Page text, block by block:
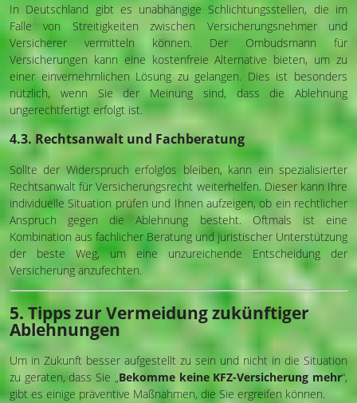
In Deutschland gibt es unabhängige Schlichtungsstellen, die im
Falle von Streitigkeiten zwischen Versicherungsnehmer und
Versicherer vermitteln können. Der Ombudsmann für
Versicherungen kann eine kostenfreie Alternative bieten, um zu
einer einvernehmlichen Lösung zu gelangen. Dies ist besonders
nützlich, wenn Sie der Meinung sind, dass die Ablehnung
ungerechtfertigt erfolgt ist.
4.3. Rechtsanwalt und Fachberatung
Sollte der Widerspruch erfolglos bleiben, kann ein spezialisierter
Rechtsanwalt für Versicherungsrecht weiterhelfen. Dieser kann Ihre
individuelle Situation prüfen und Ihnen aufzeigen, ob ein rechtlicher
Anspruch gegen die Ablehnung besteht. Oftmals ist eine
Kombination aus fachlicher Beratung und juristischer Unterstützung
der beste Weg, um eine unzureichende Entscheidung der
Versicherung anzufechten.
5. Tipps zur Vermeidung zukünftiger
Ablehnungen
Um in Zukunft besser aufgestellt zu sein und nicht in die Situation
zu geraten, dass Sie „Bekomme keine KFZ-Versicherung mehr“,
gibt es einige präventive Maßnahmen, die Sie ergreifen können.